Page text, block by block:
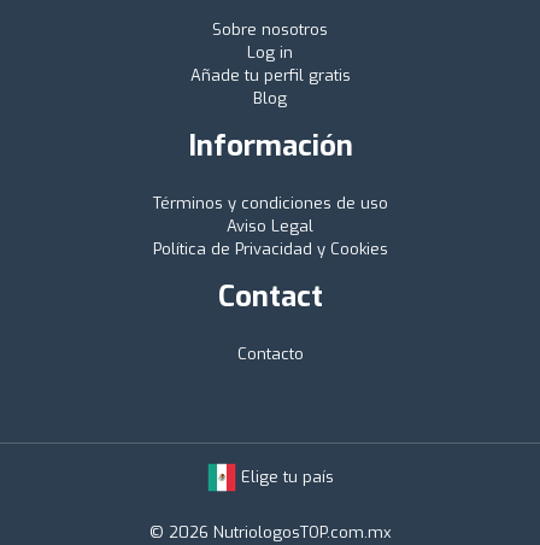
Sobre nosotros
Log in
Añade tu perfil gratis
Blog
Información
Términos y condiciones de uso
Aviso Legal
Política de Privacidad y Cookies
Contact
Contacto
Elige tu país
© 2026 NutriologosTOP.com.mx